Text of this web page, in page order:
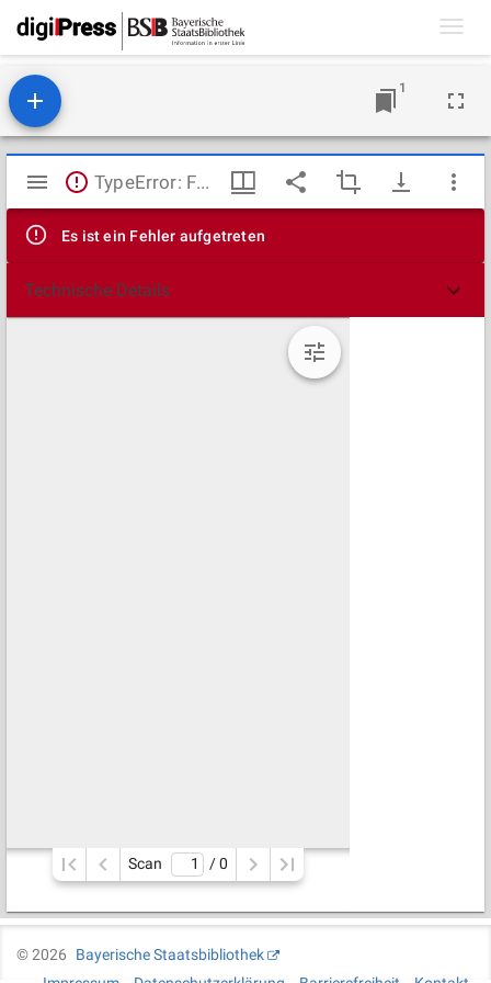
1
Mirador
Viewer
TypeError: Failed to fetch
Es ist ein Fehler aufgetreten
Technische Details
Scan / 0
©2026
Bayerische Staatsbibliothek